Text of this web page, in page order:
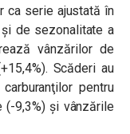
ca serie ajustată în
de sezonalitate a
vânzărilor de
Scăderi au
pentru
(-9,3%) și vânzările